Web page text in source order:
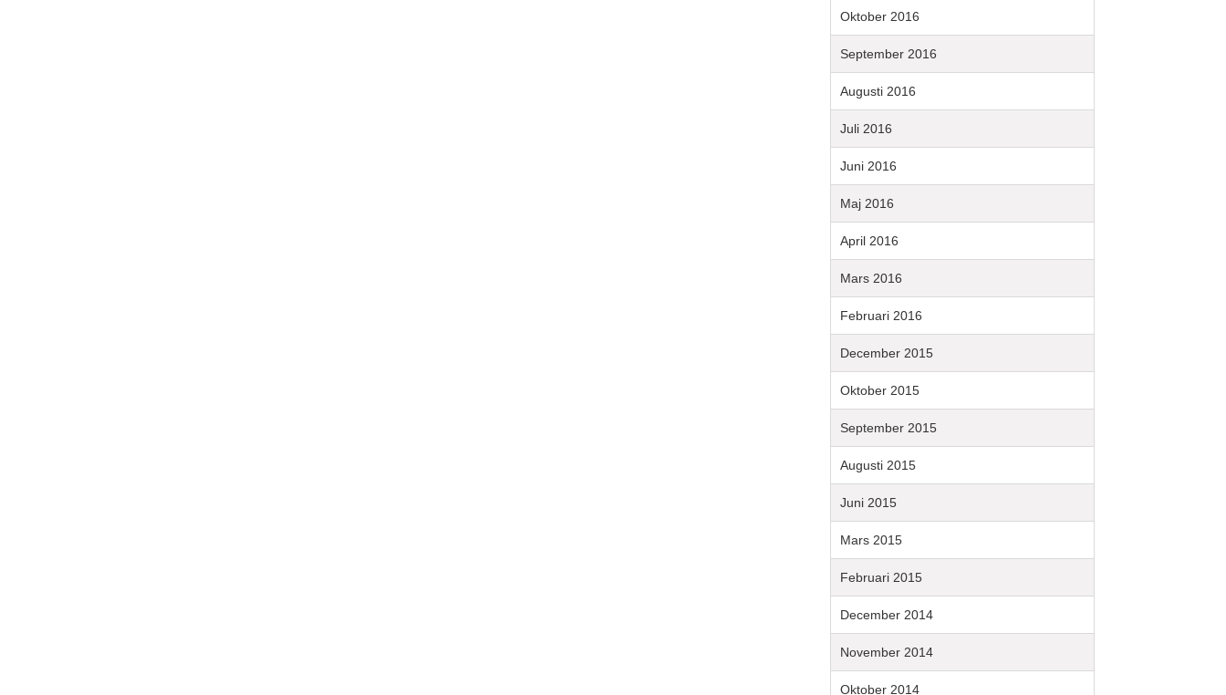
Oktober 2016
September 2016
Augusti 2016
Juli 2016
Juni 2016
Maj 2016
April 2016
Mars 2016
Februari 2016
December 2015
Oktober 2015
September 2015
Augusti 2015
Juni 2015
Mars 2015
Februari 2015
December 2014
November 2014
Oktober 2014